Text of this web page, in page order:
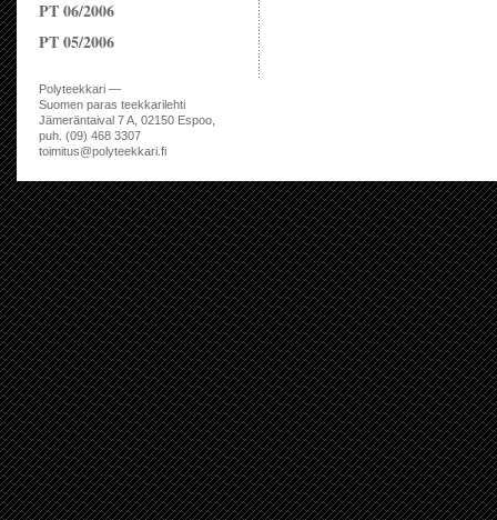
PT 06/2006
PT 05/2006
Polyteekkari —
Suomen paras teekkarilehti
Jämeräntaival 7 A, 02150 Espoo,
puh. (09) 468 3307
toimitus@polyteekkari.fi